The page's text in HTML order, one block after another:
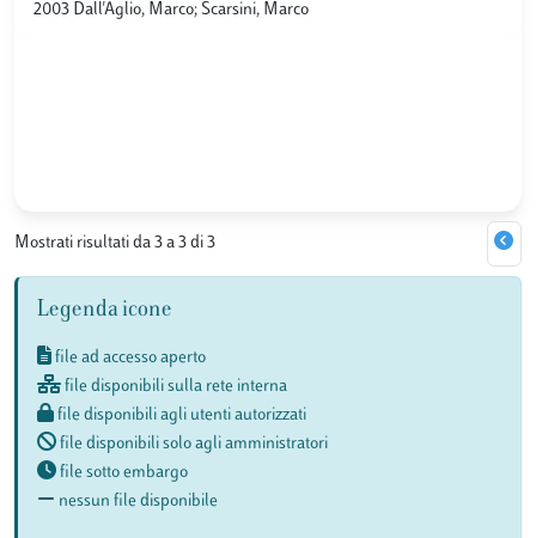
2003 Dall'Aglio, Marco; Scarsini, Marco
Mostrati risultati da 3 a 3 di 3
Legenda icone
file ad accesso aperto
file disponibili sulla rete interna
file disponibili agli utenti autorizzati
file disponibili solo agli amministratori
file sotto embargo
nessun file disponibile